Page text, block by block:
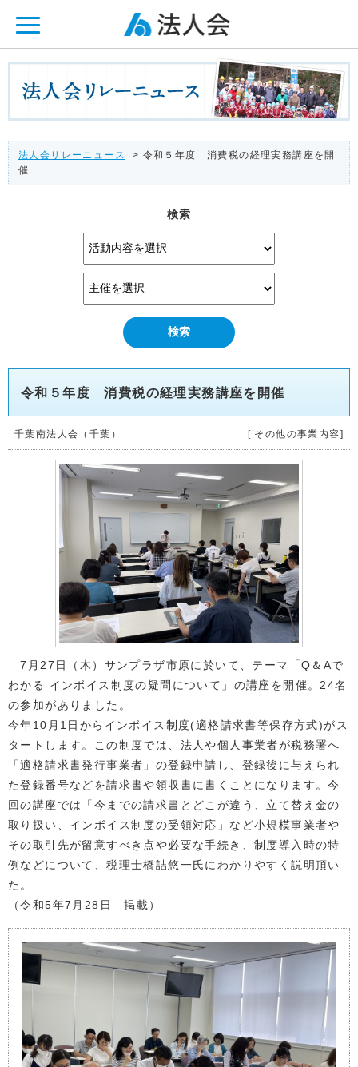
法人会リレーニュース
> 令和５年度 消費税の経理実務講座を開
催
検索
令和５年度 消費税の経理実務講座を開催
千葉南法人会（千葉） [ その他の事業内容]
7月27日（木）サンプラザ市原に於いて、テーマ「Q＆Aで
わかる インボイス制度の疑問について」の講座を開催。24名
の参加がありました。
今年10月1日からインボイス制度(適格請求書等保存方式)がス
タートします。この制度では、法人や個人事業者が税務署へ
「適格請求書発行事業者」の登録申請し、登録後に与えられ
た登録番号などを請求書や領収書に書くことになります。今
回の講座では「今までの請求書とどこが違う、立て替え金の
取り扱い、インボイス制度の受領対応」など小規模事業者や
その取引先が留意すべき点や必要な手続き、制度導入時の特
例などについて、税理士橋詰悠一氏にわかりやすく説明頂い
た。
（令和5年7月28日 掲載）